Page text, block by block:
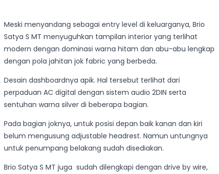
Meski menyandang sebagai entry level di keluarganya, Brio
Satya S MT menyuguhkan tampilan interior yang terlihat
modern dengan dominasi warna hitam dan abu-abu lengkap
dengan pola jahitan jok fabric yang berbeda.
Desain dashboardnya apik. Hal tersebut terlihat dari
perpaduan AC digital dengan sistem audio 2DIN serta
sentuhan warna silver di beberapa bagian.
Pada bagian joknya, untuk posisi depan baik kanan dan kiri
belum mengusung adjustable headrest. Namun untungnya
untuk penumpang belakang sudah disediakan.
Brio Satya S MT juga sudah dilengkapi dengan drive by wire,